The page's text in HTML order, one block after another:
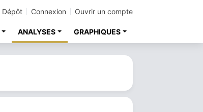
Dépôt Connexion Ouvrir un compte
ANALYSES GRAPHIQUES